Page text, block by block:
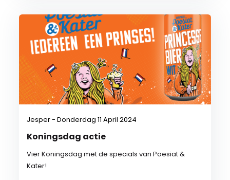
Jesper - Donderdag 11 April 2024
Koningsdag actie
Vier Koningsdag met de specials van Poesiat &
Kater!